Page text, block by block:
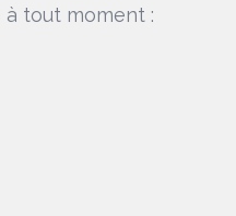
tout moment :